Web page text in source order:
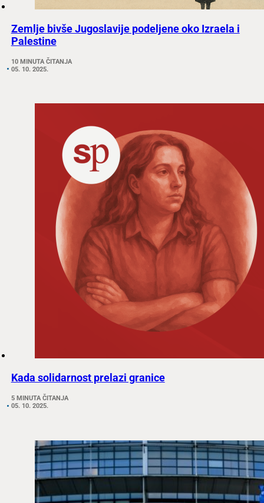
Zemlje bivše Jugoslavije podeljene oko Izraela i
Palestine
10 MINUTA ČITANJA
05. 10. 2025.
Kada solidarnost prelazi granice
5 MINUTA ČITANJA
05. 10. 2025.